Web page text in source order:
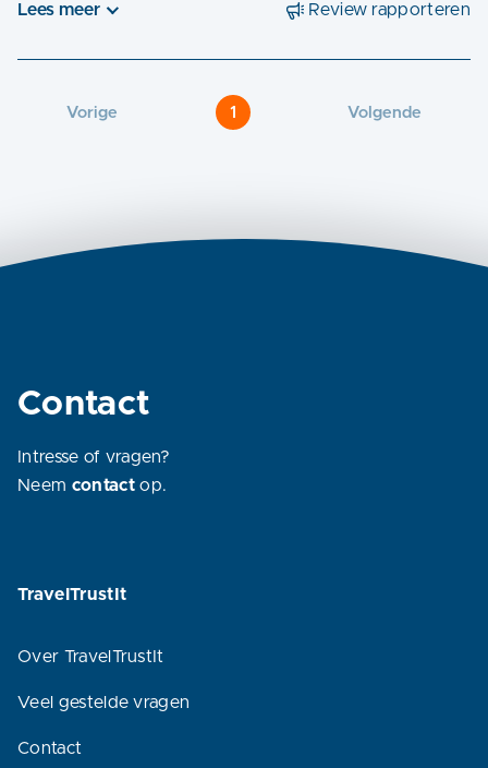
Lees meer Review rapporteren
Vorige 1 Volgende
Contact
Intresse of vragen?
Neem contact op.
TravelTrustIt
Over TravelTrustIt
Veel gestelde vragen
Contact